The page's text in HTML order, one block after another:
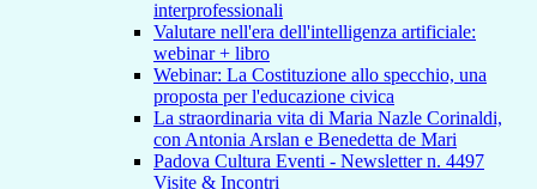
interprofessionali
Valutare nell'era dell'intelligenza artificiale:
webinar + libro
Webinar: La Costituzione allo specchio, una
proposta per l'educazione civica
La straordinaria vita di Maria Nazle Corinaldi,
con Antonia Arslan e Benedetta de Mari
Padova Cultura Eventi - Newsletter n. 4497
Visite & Incontri